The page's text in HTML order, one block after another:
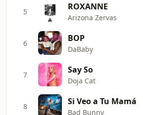
5 ROXANNE
Arizona Zervas
6 BOP
DaBaby
7 Say So
Doja Cat
8 Si Veo a Tu Mamá
Bad Bunny